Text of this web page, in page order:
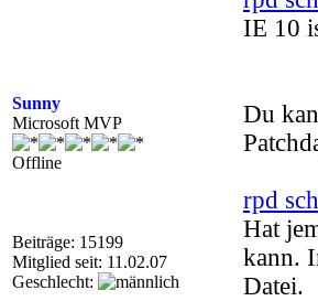
Sunny
Microsoft MVP
Offline
Beiträge: 15199
Mitglied seit: 11.02.07
Geschlecht:
IE 10
Du
rpd
Hat
kann.
Datei.